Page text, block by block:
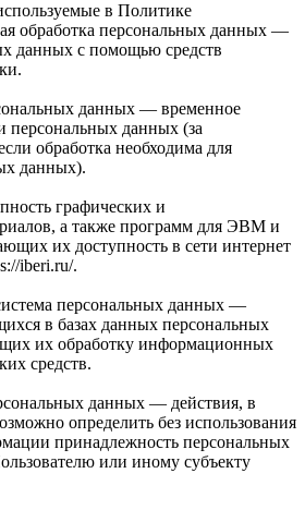
в Политике
обработка персональных данных —
данных с помощью средств
данных — временное
персональных данных (за
обработка необходима для
данных).
графических и
а также программ для ЭВМ и
их доступность в сети интернет
iberi.ru/.
персональных данных —
в базах данных персональных
их обработку информационных
средств.
данных — действия, в
определить без использования
принадлежность персональных
или иному субъекту